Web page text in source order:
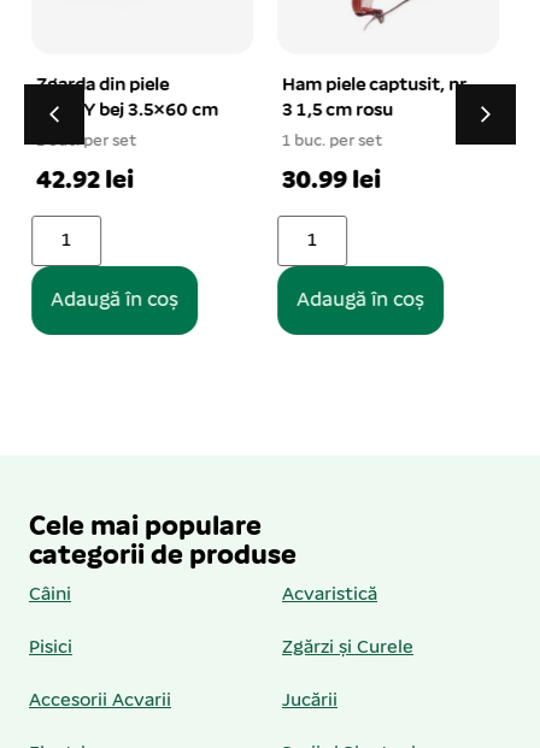
Ham piele captusit, nr.
3 1,5 cm rosu
1 buc. per set
30.99 lei
Adaugă în coș
Cap adapator
automat pentru PET-
uri
1 buc. per set
Cele mai populare
categorii de produse
Câini Acvaristică
Pisici Zgărzi și Curele
Accesorii Acvarii Jucării